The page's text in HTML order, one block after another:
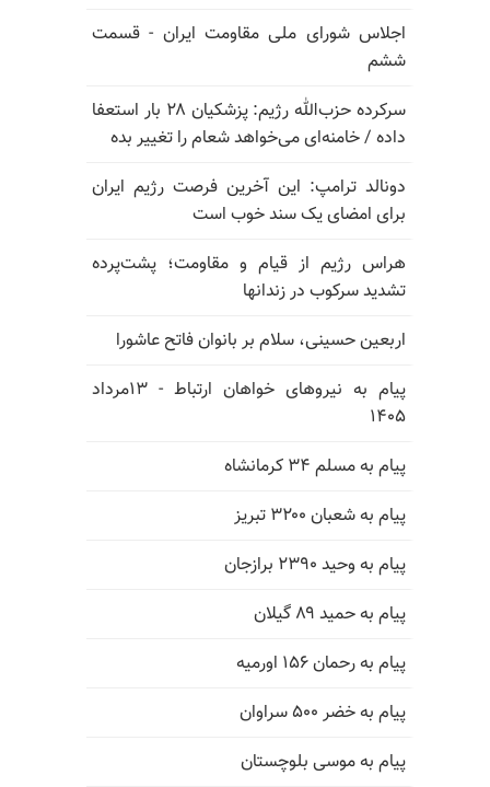
اجلاس شورای ملی مقاومت ایران - قسمت
ششم
سرکرده حزب‌الله رژیم: پزشکیان ۲۸ بار استعفا
داده / خامنه‌ای می‌خواهد شعام را تغییر بده
دونالد ترامپ: این آخرین فرصت رژیم ایران
برای امضای یک سند خوب است
هراس رژیم از قیام و مقاومت؛ پشت‌پرده
تشدید سرکوب در زندانها
اربعین حسینی، سلام بر بانوان فاتح عاشورا
پیام به نیروهای خواهان ارتباط - ۱۳مرداد
۱۴۰۵
پیام به مسلم ۳۴ کرمانشاه
پیام به شعبان ۳۲۰۰ تبریز
پیام به وحید ۲۳۹۰ برازجان
پیام به حمید ۸۹ گیلان
پیام به رحمان ۱۵۶ اورمیه
پیام به خضر ۵۰۰ سراوان
پیام به موسی بلوچستان